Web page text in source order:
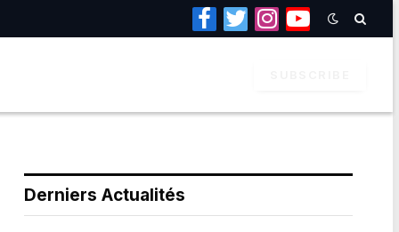
Facebook
TwitterInstagramYouTube
Derniers Actualités